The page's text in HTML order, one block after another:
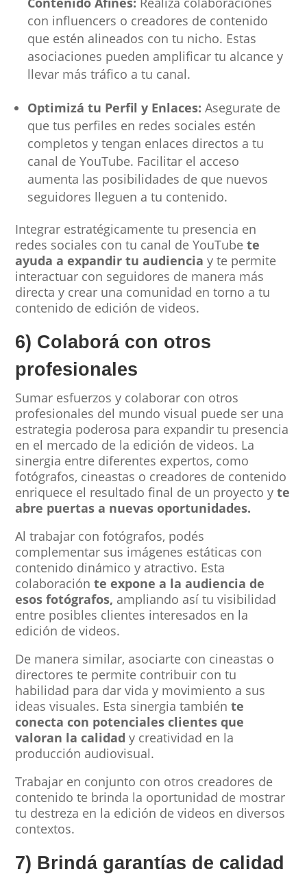
con influencers o creadores de contenido
que estén alineados con tu nicho. Estas
asociaciones pueden amplificar tu alcance y
llevar más tráfico a tu canal.
Optimizá tu Perfil y Enlaces: Asegurate de
que tus perfiles en redes sociales estén
completos y tengan enlaces directos a tu
canal de YouTube. Facilitar el acceso
aumenta las posibilidades de que nuevos
seguidores lleguen a tu contenido.
Integrar estratégicamente tu presencia en
redes sociales con tu canal de YouTubete
ayuda a expandir tu audienciay te permite
interactuar con seguidores de manera más
directa y crear una comunidad en torno a tu
contenido de edición de videos.
6) Colaborá con otros
profesionales
Sumar esfuerzos y colaborar con otros
profesionales del mundo visual puede ser una
estrategia poderosa para expandir tu presencia
en el mercado de la edición de videos. La
sinergia entre diferentes expertos, como
fotógrafos, cineastas o creadores de contenido
enriquece el resultado final de un proyecto y te
abre puertas a nuevas oportunidades.
Al trabajar con fotógrafos, podés
complementar sus imágenes estáticas con
contenido dinámico y atractivo. Esta
colaboración te expone a la audiencia de
esos fotógrafos, ampliando así tu visibilidad
entre posibles clientes interesados en la
edición de videos.
De manera similar, asociarte con cineastas o
directores te permite contribuir con tu
habilidad para dar vida y movimiento a sus
ideas visuales. Esta sinergia también te
conecta con potenciales clientes que
valoran la calidady creatividad en la
producción audiovisual.
Trabajar en conjunto con otros creadores de
contenido te brinda la oportunidad de mostrar
tu destreza en la edición de videos en diversos
contextos.
7) Brindá garantías de calidad